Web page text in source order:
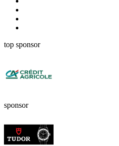
top sponsor
sponsor